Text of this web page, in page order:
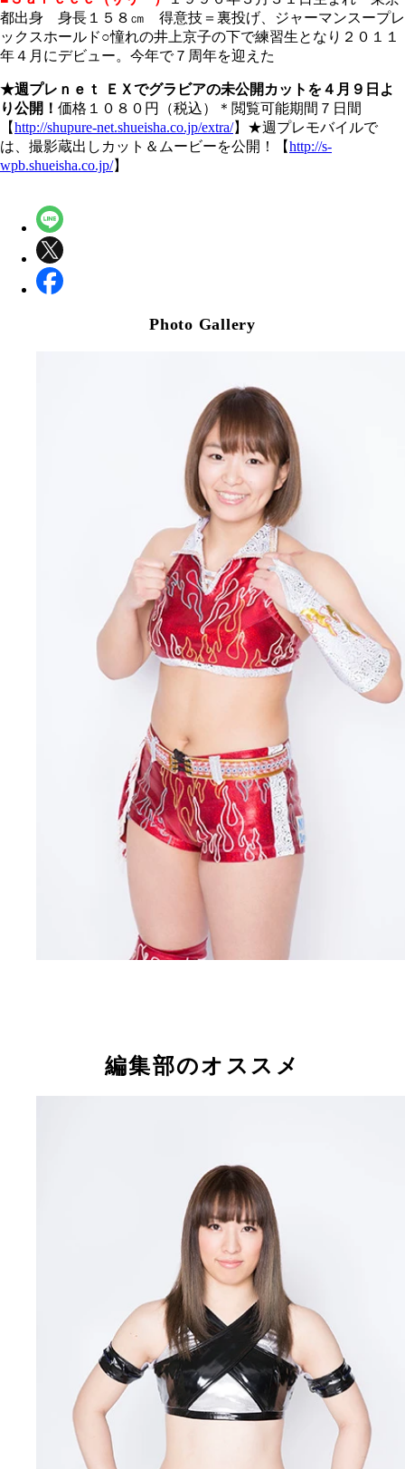
都出身 身長１５８㎝ 得意技＝裏投げ、ジャーマンスープレ
ックスホールド○憧れの井上京子の下で練習生となり２０１１
年４月にデビュー。今年で７周年を迎えた
★週プレｎｅｔ ＥＸでグラビアの未公開カットを４月９日よ
り公開！ 価格１０８０円（税込）＊閲覧可能期間７日間
【http://shupure-net.shueisha.co.jp/extra/】★週プレモバイルで
は、撮影蔵出しカット＆ムービーを公開！【http://s-
wpb.shueisha.co.jp/】
Photo Gallery
編集部のオススメ